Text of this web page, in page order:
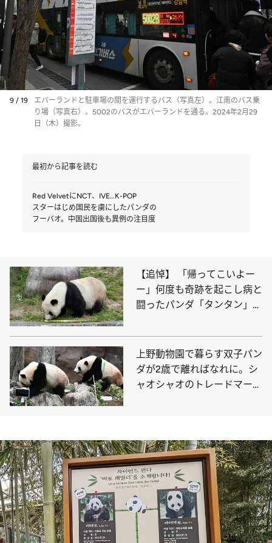
9 / 19
エバーランドと駐車場の間を運行するバス（写真左）。江南のバス乗
り場（写真右）。5002のバスがエバーランドを通る。2024年2月29
日（木）撮影。
最初から記事を読む
Red VelvetにNCT、IVE…K-POP
スターはじめ国民を虜にしたパンダの
フーバオ。中国出国後も異例の注目度
【追悼】 「帰ってこいよー
ー」何度も奇跡を起こし病と
闘ったパンダ「タンタン」の
上野動物園で暮らす双子パン
ダが2歳で離ればなれに。シ
ャオシャオのトレードマーク